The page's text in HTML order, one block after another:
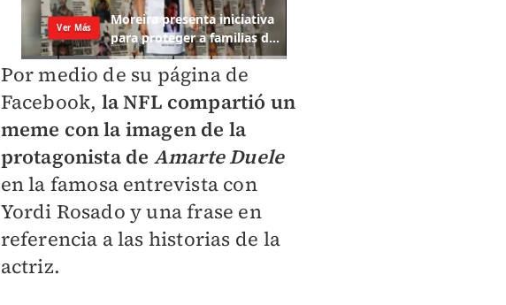
Por medio de su página de
Facebook, la NFL compartió un
meme con la imagen de la
protagonista de Amarte Duele
en la famosa entrevista con
Yordi Rosado y una frase en
referencia a las historias de la
actriz.